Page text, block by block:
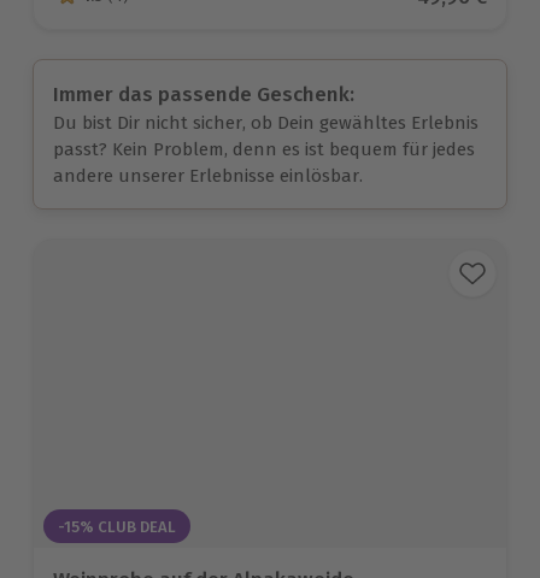
4.5 von 5 Sternen basierend auf 4 Bewertungen
Immer das passende Geschenk:
Du bist Dir nicht sicher, ob Dein gewähltes Erlebnis
passt? Kein Problem, denn es ist bequem für jedes
andere unserer Erlebnisse einlösbar.
-15% CLUB DEAL